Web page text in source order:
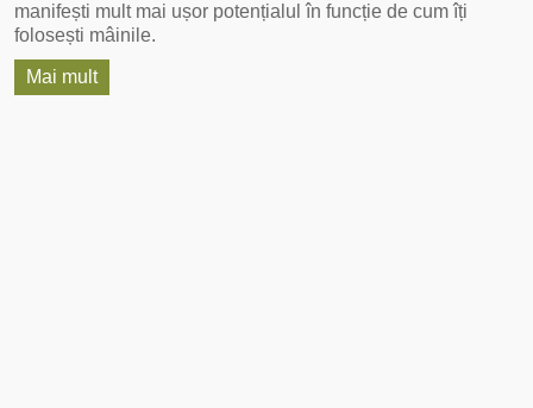
manifești mult mai ușor potențialul în funcție de cum îți
folosești mâinile.
Mai mult